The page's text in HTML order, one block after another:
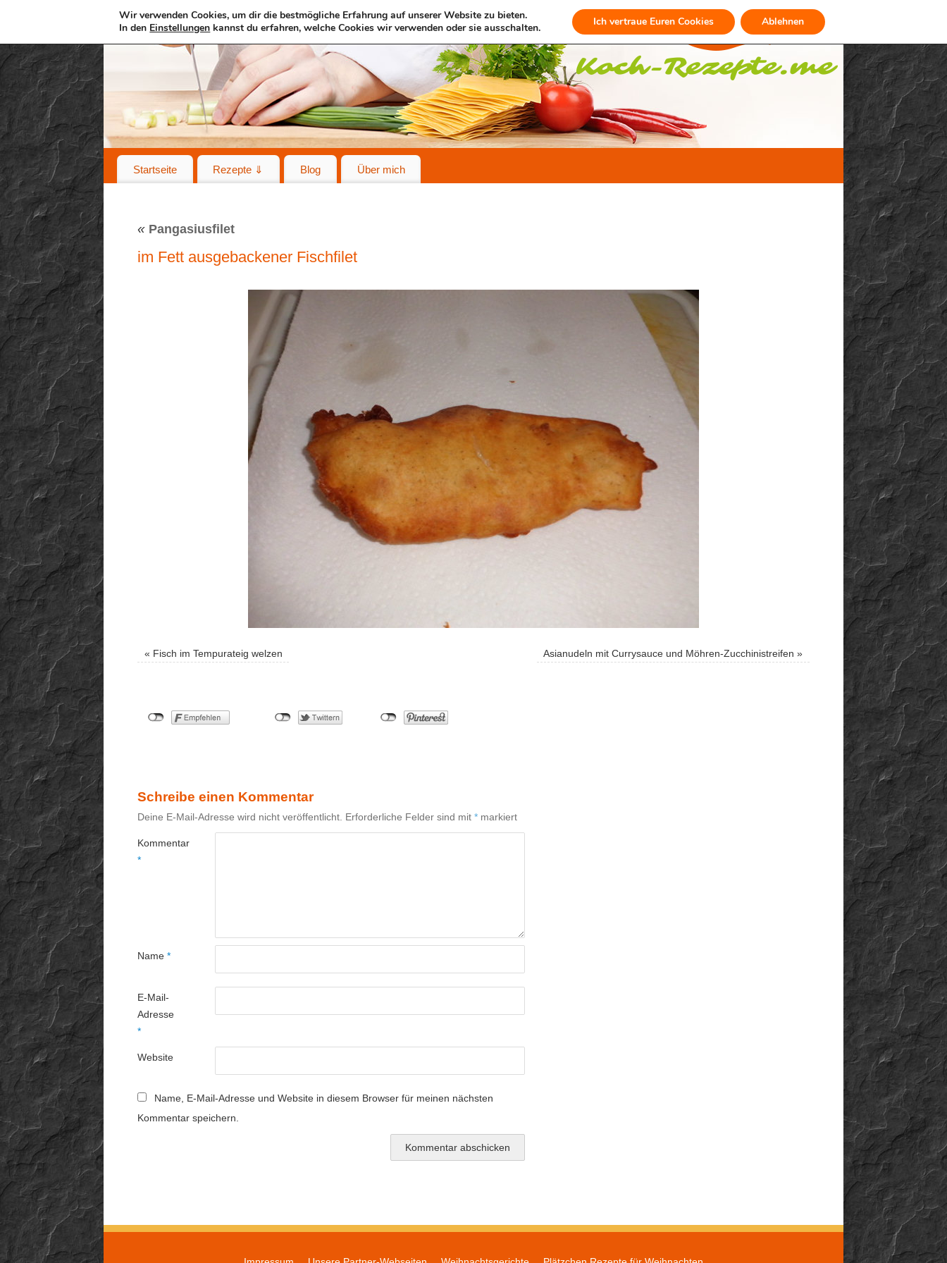
Startseite Rezepte ⇓ Blog Über mich
« Pangasiusfilet
im Fett ausgebackener Fischfilet
« Fisch im Tempurateig welzen Asianudeln mit Currysauce und Möhren-Zucchinistreifen »
Schreibe einen Kommentar
Deine E-Mail-Adresse wird nicht veröffentlicht. Erforderliche Felder sind mit * markiert
Kommentar
*
Name *
E-Mail-
Adresse
*
Website
Name, E-Mail-Adresse und Website in diesem Browser für meinen nächsten
Kommentar speichern.
Wir verwenden Cookies, um dir die bestmögliche Erfahrung auf unserer Website zu bieten.
In den Einstellungen kannst du erfahren, welche Cookies wir verwenden oder sie ausschalten. Ich vertraue Euren Cookies Ablehnen